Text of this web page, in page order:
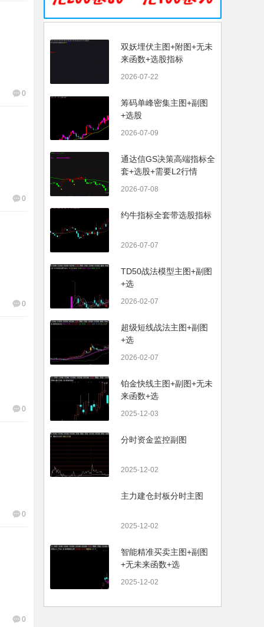
0
0
0
0
0
0
双妖埋伏主图+附图+无未
来函数+选股指标
2026-07-22
筹码单峰密集主图+副图
+选股
2026-07-09
通达信GS决策高端指标全
套+选股+需要L2行情
2026-07-08
约牛指标全套带选股指标
2026-07-07
TD50战法模型主图+副图
+选
2026-02-07
超级短线战法主图+副图
+选
2026-02-07
铂金快线主图+副图+无未
来函数+选
2025-12-03
分时资金监控副图
2025-12-02
主力建仓封板分时主图
2025-12-02
智能精准买卖主图+副图
+无未来函数+选
2025-12-02